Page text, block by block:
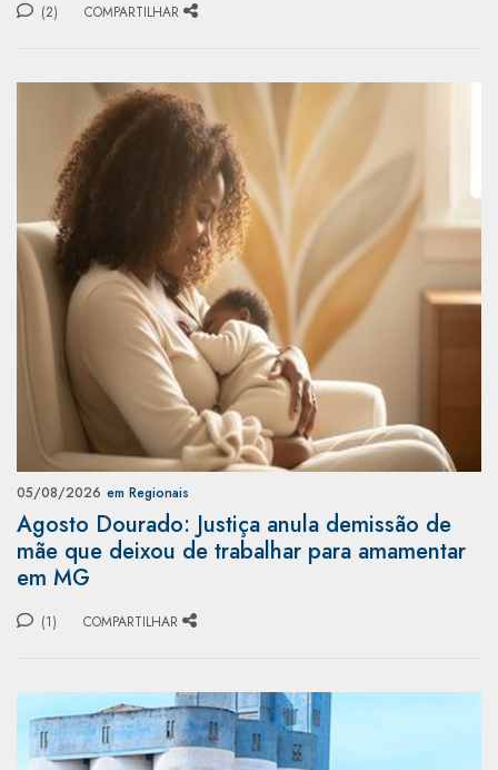
(2) COMPARTILHAR
05/08/2026 em Regionais
Agosto Dourado: Justiça anula demissão de
mãe que deixou de trabalhar para amamentar
em MG
(1) COMPARTILHAR